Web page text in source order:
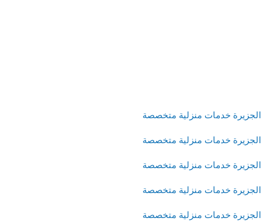
الجزيرة خدمات منزلية متخصصة
الجزيرة خدمات منزلية متخصصة
الجزيرة خدمات منزلية متخصصة
الجزيرة خدمات منزلية متخصصة
الجزيرة خدمات منزلية متخصصة